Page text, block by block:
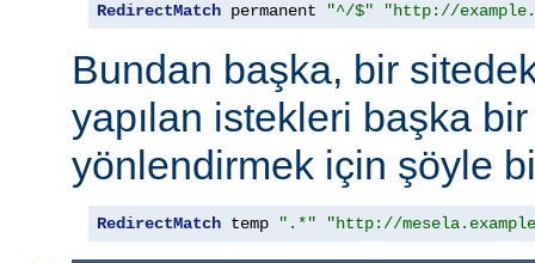
RedirectMatch permanent "^/$" "http://
Bundan başka, bir
yapılan istekleri başka
yönlendirmek için şöyle
RedirectMatch temp ".*" "http://